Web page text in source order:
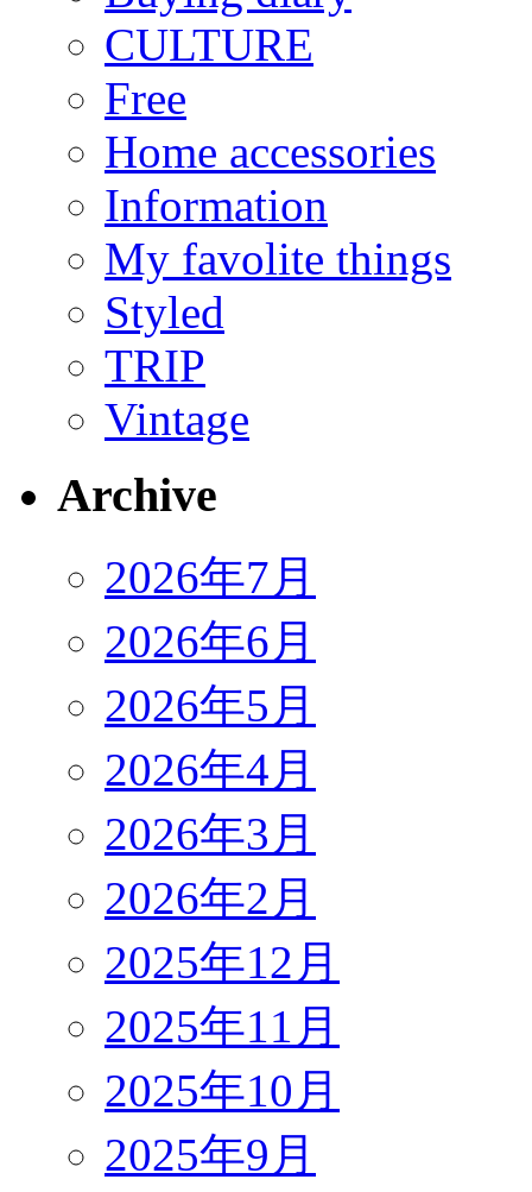
CULTURE
Free
Home accessories
Information
My favolite things
Styled
TRIP
Vintage
Archive
2026年7月
2026年6月
2026年5月
2026年4月
2026年3月
2026年2月
2025年12月
2025年11月
2025年10月
2025年9月